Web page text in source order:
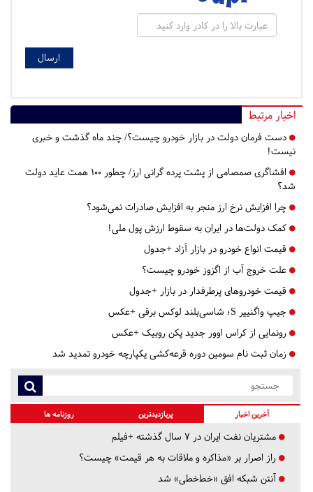
اخبار مرتبط
دست فرمان دولت در بازار خودرو چیست؟/ چند ماه گذشت و خبری
نیست!
افشاگری صمصامی از پشت پرده گرانی ارز/ چطور ۱۰۰ همت عاید دولت
شد؟
چرا افزایش نرخ ارز منجر به افزایش صادرات نمی‌شود؟
کمک دولت‌ها در ایران به سقوط ارزش پول ملی!
قیمت انواع خودرو در بازار آزاد +جدول
علت خروج آب از اگزوز خودرو چیست؟
قیمت خودروهای پرطرفدار در بازار +جدول
جیپ واگنییر S؛ شاسی‌بلند لوکس برقی +عکس
رونمایی از کراس اوور جدید پکن روبیک +عکس
زمان ثبت نام سومین دوره قرعه‌کشی یکپارچه خودرو تمدید شد
آخرین اخبار پربازدیدترین روزنامه ها
مشتریان نفت ایران در ۷ سال گذشته +فیلم
راز اصرار بر «مذاکره و ملاقات به هر قیمت» چیست؟
آنتن شبکه افق «خط‌خطی» شد